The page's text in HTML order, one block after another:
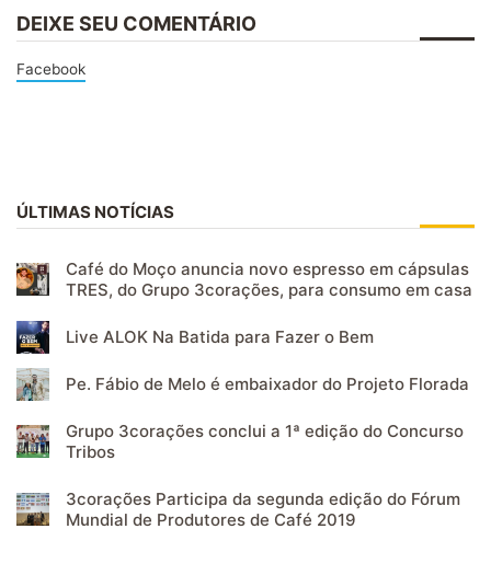
DEIXE SEU COMENTÁRIO
Facebook
ÚLTIMAS NOTÍCIAS
Café do Moço anuncia novo espresso em cápsulas
TRES, do Grupo 3corações, para consumo em casa
Live ALOK Na Batida para Fazer o Bem
Pe. Fábio de Melo é embaixador do Projeto Florada
Grupo 3corações conclui a 1ª edição do Concurso
Tribos
3corações Participa da segunda edição do Fórum
Mundial de Produtores de Café 2019